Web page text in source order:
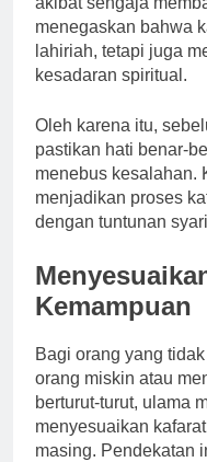
menegaskan bahwa
lahiriah, tetapi juga
kesadaran spiritual.
Oleh karena itu,
pastikan hati benar-
menebus kesalahan.
menjadikan proses
dengan tuntunan
Kemampuan
Bagi orang yang
orang miskin atau
berturut-turut, ulama
menyesuaikan
masing. Pendekatan